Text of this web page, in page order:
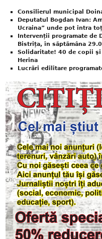
Consilierul municipal
Deputatul Bogdan Ivan:
Ucraina” unde pot intra
Intervenții programate de
Bistrița, în săptămâna
Solidaritate! 40 de copii şi
Herina
Lucrări edilitare